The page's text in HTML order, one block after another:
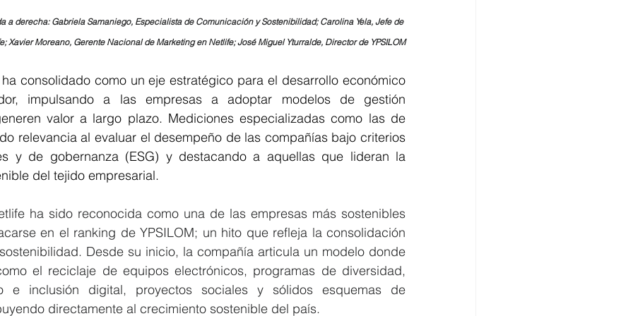
a derecha: Gabriela Samaniego, Especialista de Comunicación y Sostenibilidad; Carolina Yela, Jefe de
Xavier Moreano, Gerente Nacional de Marketing en Netlife; José Miguel Yturralde, Director de YPSILOM
consolidado como un eje estratégico para el desarrollo económico
impulsando a las empresas a adoptar modelos de gestión
valor a largo plazo. Mediciones especializadas como las de
relevancia al evaluar el desempeño de las compañías bajo criterios
y de gobernanza (ESG) y destacando a aquellas que lideran la
del tejido empresarial.
ha sido reconocida como una de las empresas más sostenibles
en el ranking de YPSILOM; un hito que refleja la consolidación
Desde su inicio, la compañía articula un modelo donde
el reciclaje de equipos electrónicos, programas de diversidad,
e inclusión digital, proyectos sociales y sólidos esquemas de
directamente al crecimiento sostenible del país.